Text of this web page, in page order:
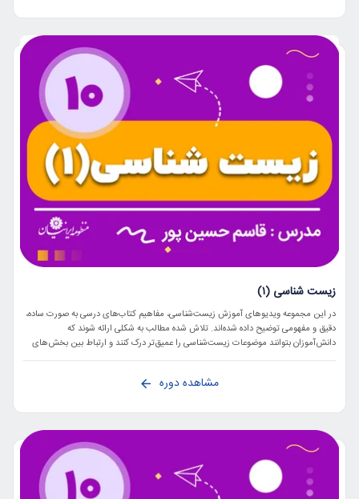
زیست شناسی (۱)
در این مجموعه ویدیوهای آموزش زیست‌شناسی، مفاهیم کتاب‌های درسی به صورت ساده،
دقیق و مفهومی توضیح داده شده‌اند. تلاش شده مطالب به شکلی ارائه شوند که
دانش‌آموزان بتوانند موضوعات زیست‌شناسی را عمیق‌تر درک کنند و ارتباط بین بخش‌های
مختلف درس را بهتر ببینند. در کنار توضیح مفاهیم، نکات مهم هر مبحث نیز به صورت
مشاهده دوره